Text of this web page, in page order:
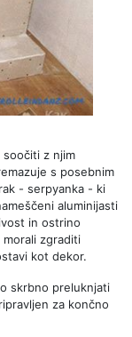
soočiti z njim
s posebnim
- serpyanka - ki
aluminijasti
in ostrino
zgraditi
kot dekor.
skrbno preluknjati
za končno